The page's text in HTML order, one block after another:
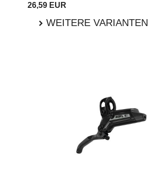
26,59 EUR
WEITERE VARIANTEN